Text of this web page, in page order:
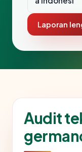
Laporan
Audit